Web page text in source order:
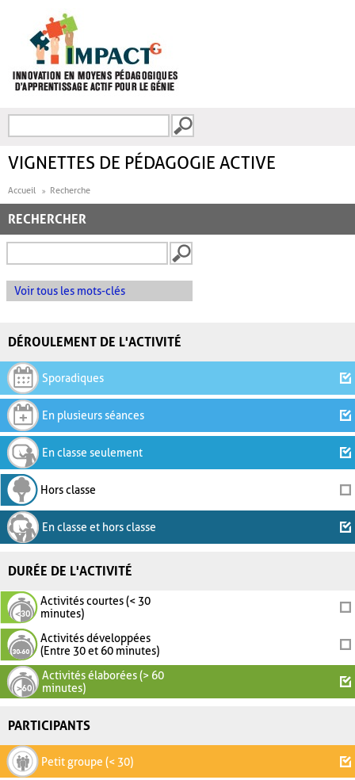
FORMULAIRE DE
VIGNETTES DE PÉDAGOGIE ACTIVE
Accueil Recherche
RECHERCHER
Voir tous les mots-clés
DÉROULEMENT DE L'ACTIVITÉ
Sporadiques
En plusieurs séances
En classe seulement
Hors classe
En classe et hors classe
DURÉE DE L'ACTIVITÉ
Activités courtes (< 30
minutes)
Activités développées
(Entre 30 et 60 minutes)
Activités élaborées (> 60
minutes)
PARTICIPANTS
Petit groupe (< 30)